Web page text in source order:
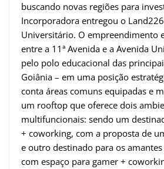
buscando novas regiões para
Incorporadora entregou o
Universitário. O empreendimento
entre a 11ª Avenida e a Avenida
pelo polo educacional das
Goiânia – em uma posição
conta áreas comuns equipadas e
um rooftop que oferece dois
multifuncionais: sendo um
+ coworking, com a proposta de
e outro destinado para os
com espaço para gamer +